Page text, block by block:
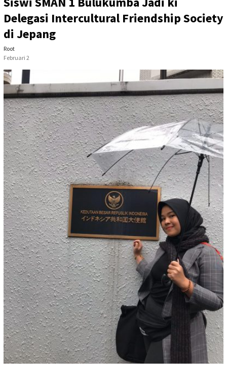
Delegasi Intercultural Friendship Society
di Jepang
Root
Februari 2